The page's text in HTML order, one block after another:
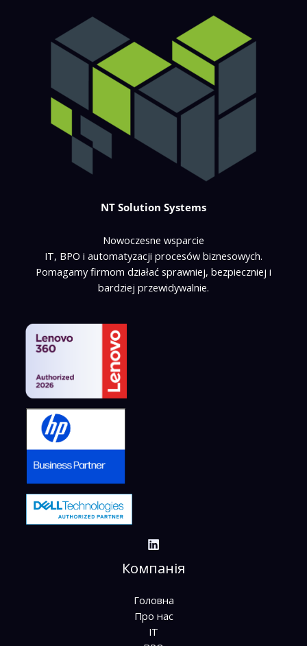
NT Solution Systems
Nowoczesne wsparcie
IT, BPO i automatyzacji procesów biznesowych.
Pomagamy firmom działać sprawniej, bezpieczniej i
bardziej przewidywalnie.
Компанія
Головна
Про нас
ІТ